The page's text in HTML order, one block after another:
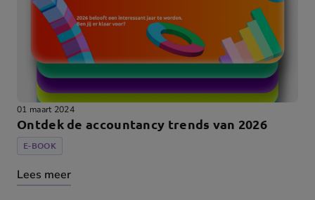
01 maart 2024
Ontdek de accountancy trends van 2026
E-BOOK
Lees meer